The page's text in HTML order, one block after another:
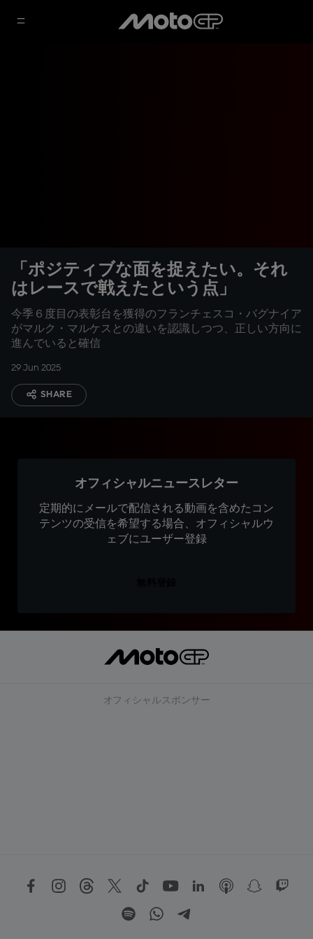
「ポジティブな面を捉えたい。それ
はレースで戦えたという点」
今季６度目の表彰台を獲得のフランチェスコ・バグナイア
がマルク・マルケスとの違いを認識しつつ、正しい方向に
進んでいると確信
29 Jun 2025
SHARE
オフィシャルニュースレター
定期的にメールで配信される動画を含めたコン
テンツの受信を希望する場合、オフィシャルウ
ェブにユーザー登録
オフィシャルスポンサー